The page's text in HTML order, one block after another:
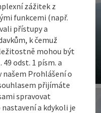
Attersee
zážitek z
funkcemi (např.
přístupy a
k čemuž
mohou být
odst. 1 písm. a
našem Prohlášení o
přijímáte
spravovat
a kdykoli je